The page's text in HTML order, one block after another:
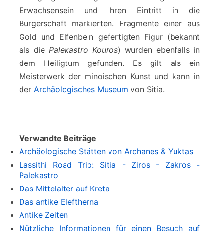
Erwachsensein und ihren Eintritt in die
Bürgerschaft markierten. Fragmente einer aus
Gold und Elfenbein gefertigten Figur (bekannt
als die Palekastro Kouros) wurden ebenfalls in
dem Heiligtum gefunden. Es gilt als ein
Meisterwerk der minoischen Kunst und kann in
der Archäologisches Museum von Sitia.
Verwandte Beiträge
Archäologische Stätten von Archanes & Yuktas
Lassithi Road Trip: Sitia - Ziros - Zakros -
Palekastro
Das Mittelalter auf Kreta
Das antike Eleftherna
Antike Zeiten
Nützliche Informationen für einen Besuch auf